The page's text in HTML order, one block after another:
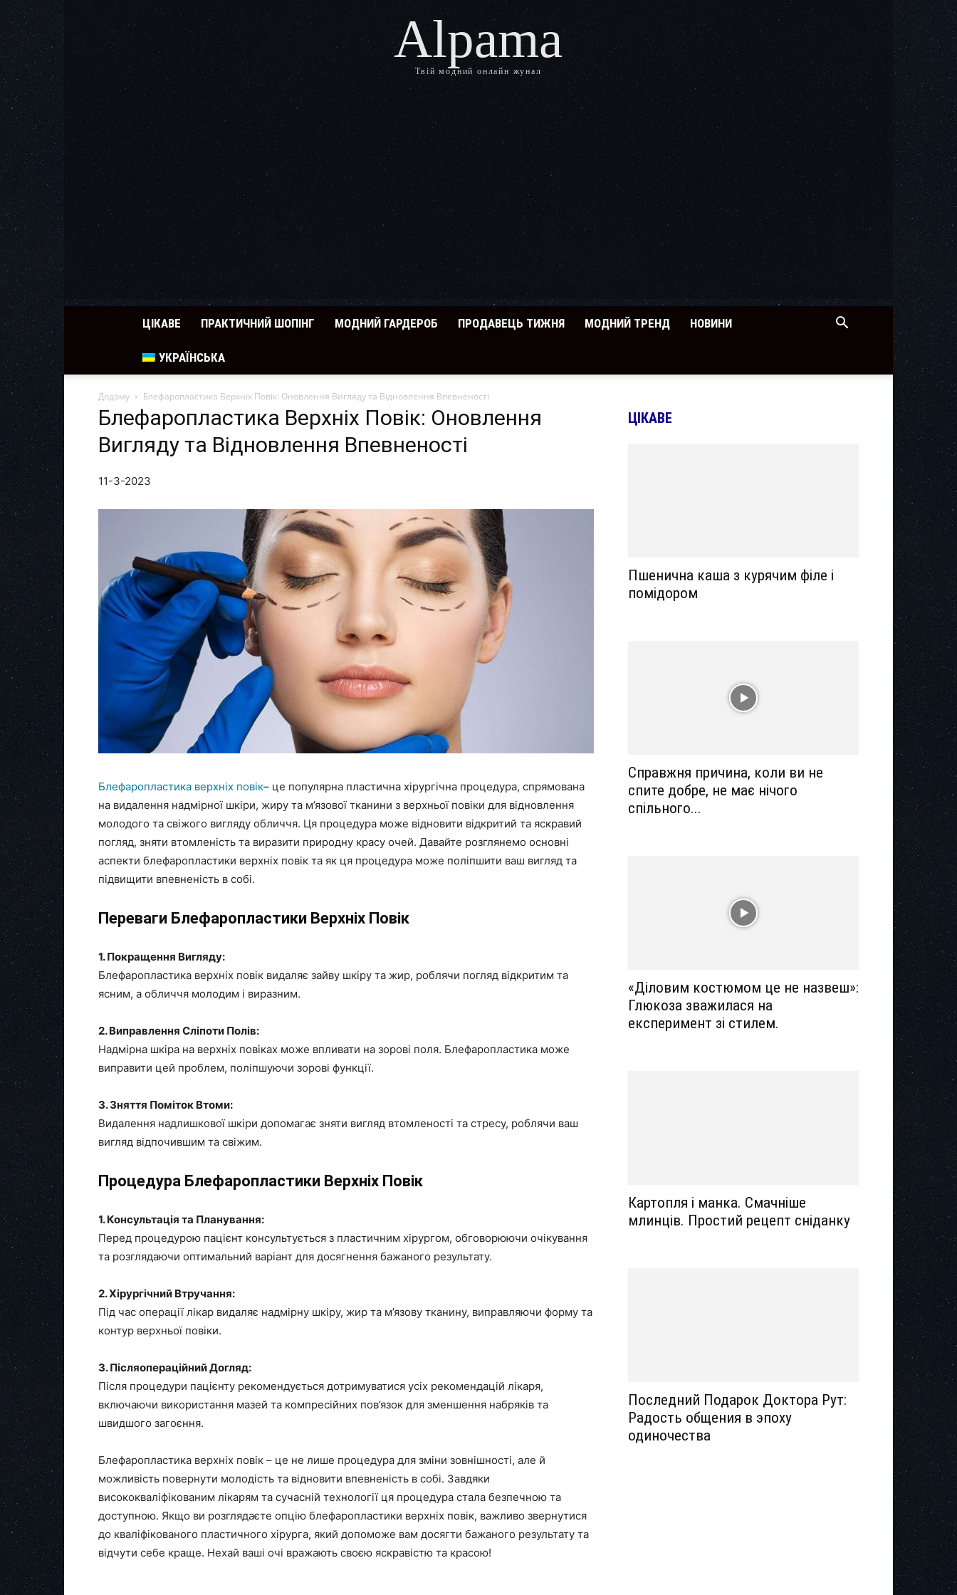
Alpama
Твій модний онлайн жунал
ЦІКАВЕ ПРАКТИЧНИЙ ШОПІНГ МОДНИЙ ГАРДЕРОБ ПРОДАВЕЦЬ ТИЖНЯ МОДНИЙ ТРЕНД НОВИНИ
УКРАЇНСЬКА
Додому Блефаропластика Верхніх Повік: Оновлення Вигляду та Відновлення Впевненості
Блефаропластика Верхніх Повік: Оновлення
Вигляду та Відновлення Впевненості
11-3-2023
Блефаропластика верхніх повік– це популярна пластична хірургічна процедура, спрямована
на видалення надмірної шкіри, жиру та м’язової тканини з верхньої повіки для відновлення
молодого та свіжого вигляду обличчя. Ця процедура може відновити відкритий та яскравий
погляд, зняти втомленість та виразити природну красу очей. Давайте розглянемо основні
аспекти блефаропластики верхніх повік та як ця процедура може поліпшити ваш вигляд та
підвищити впевненість в собі.
Переваги Блефаропластики Верхніх Повік
1. Покращення Вигляду:
Блефаропластика верхніх повік видаляє зайву шкіру та жир, роблячи погляд відкритим та
ясним, а обличчя молодим і виразним.
2. Виправлення Сліпоти Полів:
Надмірна шкіра на верхніх повіках може впливати на зорові поля. Блефаропластика може
виправити цей проблем, поліпшуючи зорові функції.
3. Зняття Поміток Втоми:
Видалення надлишкової шкіри допомагає зняти вигляд втомленості та стресу, роблячи ваш
вигляд відпочившим та свіжим.
Процедура Блефаропластики Верхніх Повік
1. Консультація та Планування:
Перед процедурою пацієнт консультується з пластичним хірургом, обговорюючи очікування
та розглядаючи оптимальний варіант для досягнення бажаного результату.
2. Хірургічний Втручання:
Під час операції лікар видаляє надмірну шкіру, жир та м’язову тканину, виправляючи форму та
контур верхньої повіки.
3. Післяопераційний Догляд:
Після процедури пацієнту рекомендується дотримуватися усіх рекомендацій лікаря,
включаючи використання мазей та компресійних пов’язок для зменшення набряків та
швидшого загоєння.
Блефаропластика верхніх повік – це не лише процедура для зміни зовнішності, але й
можливість повернути молодість та відновити впевненість в собі. Завдяки
висококваліфікованим лікарям та сучасній технології ця процедура стала безпечною та
доступною. Якщо ви розглядаєте опцію блефаропластики верхніх повік, важливо звернутися
до кваліфікованого пластичного хірурга, який допоможе вам досягти бажаного результату та
відчути себе краще. Нехай ваші очі вражають своєю яскравістю та красою!
ЦІКАВЕ
Пшенична каша з курячим філе і
помідором
Справжня причина, коли ви не
спите добре, не має нічого
спільного...
«Діловим костюмом це не назвеш»:
Глюкоза зважилася на
експеримент зі стилем.
Картопля і манка. Смачніше
млинців. Простий рецепт сніданку
Последний Подарок Доктора Рут:
Радость общения в эпоху
одиночества